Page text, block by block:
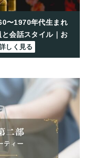
〜1970年代生まれ
と会話スタイル｜お
しく見る